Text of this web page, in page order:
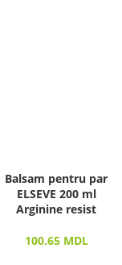
Balsam pentru par
ELSEVE 200 ml
Arginine resist
100.65 MDL